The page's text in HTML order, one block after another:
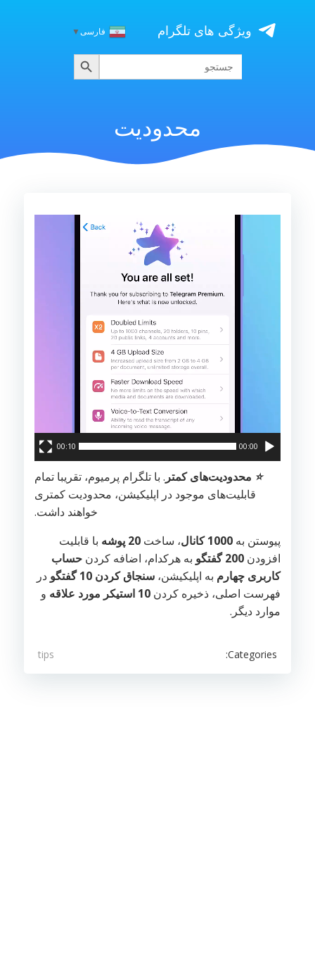
content
ویژگی های تلگرام فارسی▼
جستجو
برای:
جستجو
محدودیت
00:00
00:10
⭐️ محدودیت‌های کمتر . با تلگرام پرمیوم، تقریبا تمام
قابلیت‌های موجود در اپلیکیشن، محدودیت کمتری
خواهند داشت.
پیوستن به 1000 کانال ، ساخت 20 پوشه
با قابلیت
افزودن 200 گفتگو به هرکدام، اضافه کردن حساب
کاربری چهارم به اپلیکیشن، سنجاق کردن 10 گفتگو
در
فهرست اصلی، ذخیره کردن 10 استیکر مورد علاقه
و
موارد دیگر.
Categories:
tips